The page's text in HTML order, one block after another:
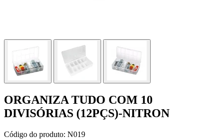
ORGANIZA TUDO COM 10
DIVISÓRIAS (12PÇS)-NITRON
Código do produto: N019